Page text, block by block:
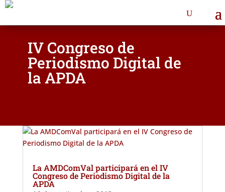
IV Congreso de
Periodismo Digital de
la APDA
La AMDComVal participará en el IV
Congreso de Periodismo Digital de la
APDA